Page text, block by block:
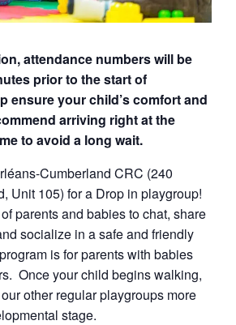
attendance numbers will be
prior to the start of
ensure your child’s comfort and
arriving right at the
to avoid a long wait.
Cumberland CRC (240
Unit 105) for a Drop in playgroup!
parents and babies to chat, share
socialize in a safe and friendly
is for parents with babies
Once your child begins walking,
other regular playgroups more
stage.